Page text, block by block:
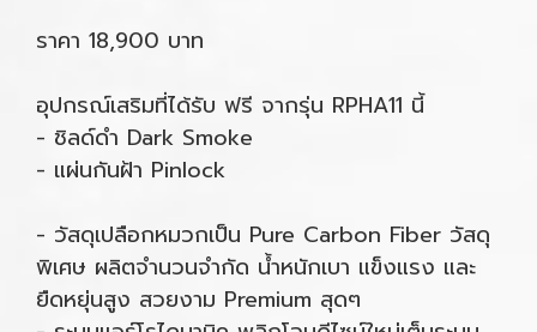
ราคา 18,900 บาท
อุปกรณ์เสริมที่ได้รับ ฟรี จากรุ่น RPHA11 นี้
- ชิลด์ดำ Dark Smoke
- แผ่นกันฝ้า Pinlock
- วัสดุเปลือกหมวกเป็น Pure Carbon Fiber วัสดุ
พิเศษ ผลิตจำนวนจำกัด น้ำหนักเบา แข็งแรง และ
ยืดหยุ่นสูง สวยงาม Premium สุดๆ